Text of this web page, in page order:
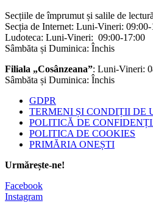
Secțiile de împrumut și salile de
Secția de Internet: Luni-Vineri:
Ludoteca: Luni-Vineri: 09:00-17:00
Sâmbăta și Duminica: Închis
Filiala „Cosânzeana”: Luni-Vineri:
Sâmbăta și Duminica: Închis
GDPR
TERMENI ȘI CONDIȚII DE
POLITICĂ DE
POLITICA DE COOKIES
PRIMĂRIA ONEȘTI
Urmărește-ne!
Facebook
Instagram